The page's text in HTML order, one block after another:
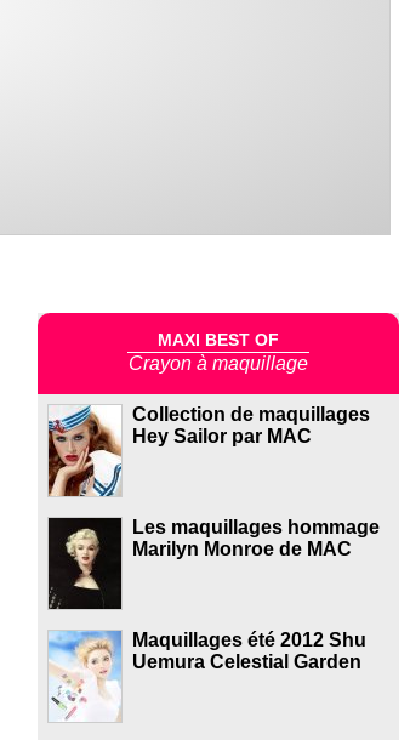
MAXI BEST OF
Crayon à maquillage
Collection de maquillages
Hey Sailor par MAC
Les maquillages hommage
Marilyn Monroe de MAC
Maquillages été 2012 Shu
Uemura Celestial Garden